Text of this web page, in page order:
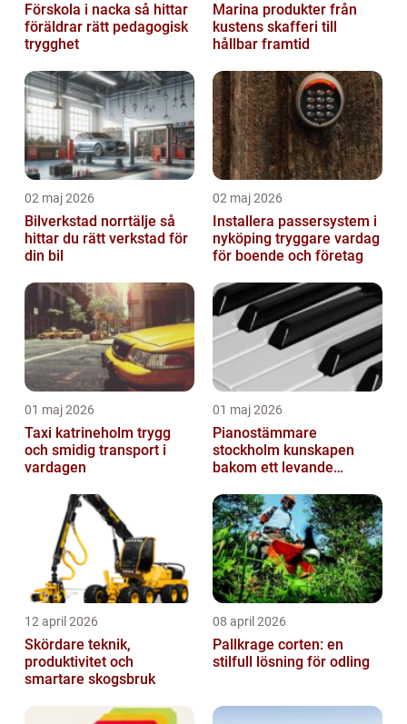
Förskola i nacka så hittar
föräldrar rätt pedagogisk
trygghet
Marina produkter från
kustens skafferi till
hållbar framtid
02 maj 2026
Bilverkstad norrtälje så
hittar du rätt verkstad för
din bil
02 maj 2026
Installera passersystem i
nyköping tryggare vardag
för boende och företag
01 maj 2026
Taxi katrineholm trygg
och smidig transport i
vardagen
01 maj 2026
Pianostämmare
stockholm kunskapen
bakom ett levande
12 april 2026
Skördare teknik,
produktivitet och
smartare skogsbruk
08 april 2026
Pallkrage corten: en
stilfull lösning för odling